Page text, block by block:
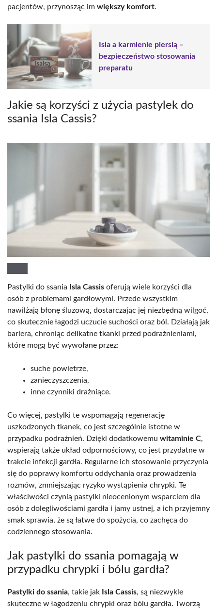
pacjentów, przynosząc im większy komfort.
Isla a karmienie piersią –
bezpieczeństwo stosowania
preparatu
Jakie są korzyści z użycia pastylek do
ssania Isla Cassis?
Pastylki do ssania Isla Cassis oferują wiele korzyści dla
osób z problemami gardłowymi. Przede wszystkim
nawilżają błonę śluzową, dostarczając jej niezbędną wilgoć,
co skutecznie łagodzi uczucie suchości oraz ból. Działają jak
bariera, chroniąc delikatne tkanki przed podrażnieniami,
które mogą być wywołane przez:
suche powietrze,
zanieczyszczenia,
inne czynniki drażniące.
Co więcej, pastylki te wspomagają regenerację
uszkodzonych tkanek, co jest szczególnie istotne w
przypadku podrażnień. Dzięki dodatkowemu witaminie C,
wspierają także układ odpornościowy, co jest przydatne w
trakcie infekcji gardła. Regularne ich stosowanie przyczynia
się do poprawy komfortu oddychania oraz prowadzenia
rozmów, zmniejszając ryzyko wystąpienia chrypki. Te
właściwości czynią pastylki nieocenionym wsparciem dla
osób z dolegliwościami gardła i jamy ustnej, a ich przyjemny
smak sprawia, że są łatwe do spożycia, co zachęca do
codziennego stosowania.
Jak pastylki do ssania pomagają w
przypadku chrypki i bólu gardła?
Pastylki do ssania, takie jak Isla Cassis, są niezwykle
skuteczne w łagodzeniu chrypki oraz bólu gardła. Tworzą